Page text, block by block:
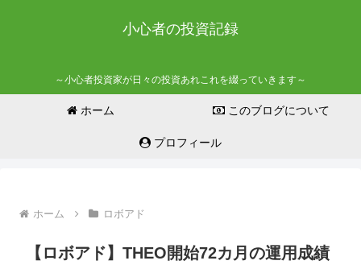
小心者の投資記録
～小心者投資家が日々の投資あれこれを綴っていきます～
ホーム このブログについて
プロフィール
ホーム ロボアド
【ロボアド】THEO開始72カ月の運用成績